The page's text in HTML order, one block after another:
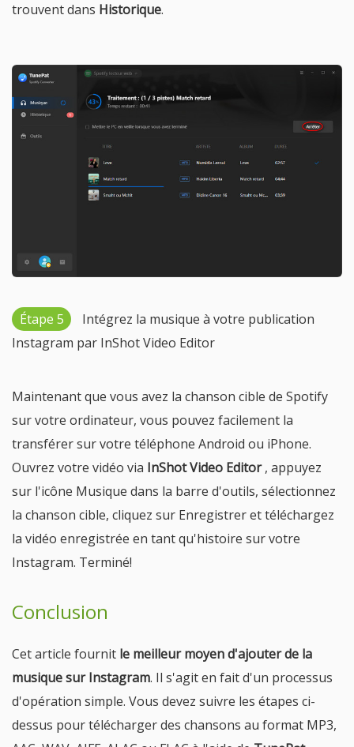
trouvent dans Historique.
Étape 5
Intégrez la musique à votre publication
Instagram par InShot Video Editor
Maintenant que vous avez la chanson cible de Spotify
sur votre ordinateur, vous pouvez facilement la
transférer sur votre téléphone Android ou iPhone.
Ouvrez votre vidéo via InShot Video Editor, appuyez
sur l'icône Musique dans la barre d'outils, sélectionnez
la chanson cible, cliquez sur Enregistrer et téléchargez
la vidéo enregistrée en tant qu'histoire sur votre
Instagram. Terminé!
Conclusion
Cet article fournit le meilleur moyen d'ajouter de la
musique sur Instagram. Il s'agit en fait d'un processus
d'opération simple. Vous devez suivre les étapes ci-
dessus pour télécharger des chansons au format MP3,